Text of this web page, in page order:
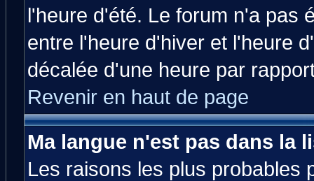
l'heure d'été. Le forum n'a pas
entre l'heure d'hiver et l'heure
décalée d'une heure par
Revenir en haut de page
Ma langue n'est pas dans la
Les raisons les plus probables